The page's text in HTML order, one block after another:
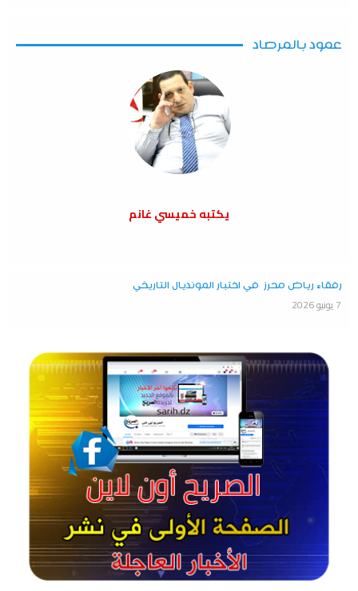
عمود بالمرصاد
يكتبه خميسي غانم
رفقاء رياض محرز في اختبار المونديال التاريخي
7 يونيو 2026